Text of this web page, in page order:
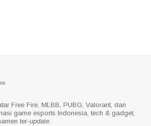
Free Fire, MLBB, PUBG, Valorant, dan
game esports Indonesia, tech & gadget,
ter-update.